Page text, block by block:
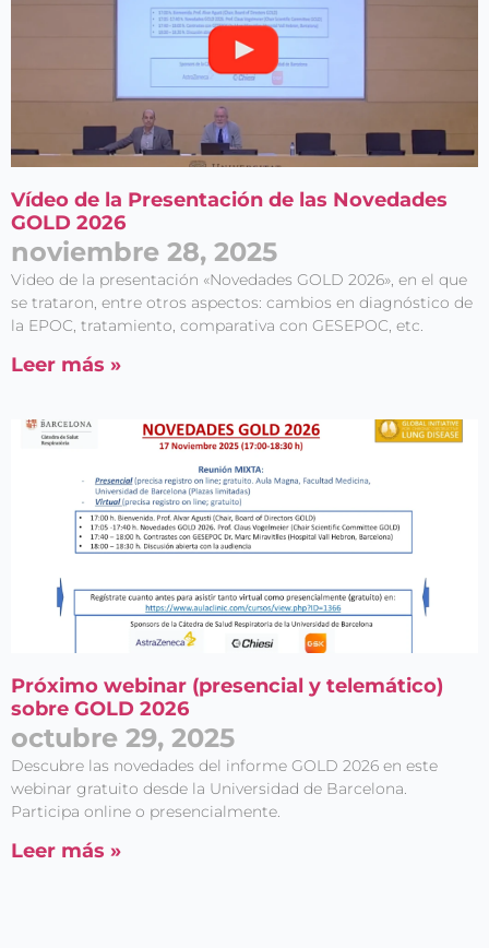
Vídeo de la Presentación de las Novedades
GOLD 2026
noviembre 28, 2025
Video de la presentación «Novedades GOLD 2026», en el que
se trataron, entre otros aspectos: cambios en diagnóstico de
la EPOC, tratamiento, comparativa con GESEPOC, etc.
Leer más »
Próximo webinar (presencial y telemático)
sobre GOLD 2026
octubre 29, 2025
Descubre las novedades del informe GOLD 2026 en este
webinar gratuito desde la Universidad de Barcelona.
Participa online o presencialmente.
Leer más »